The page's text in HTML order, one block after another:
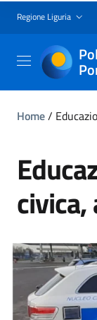
Regione Liguria
Home/